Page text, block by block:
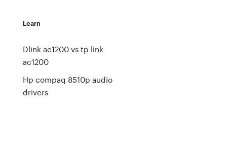
Learn
Dlink ac1200 vs tp link
ac1200
Hp compaq 8510p audio
drivers